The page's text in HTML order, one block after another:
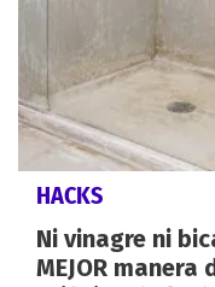
HACKS
Ni vinagre ni
MEJOR